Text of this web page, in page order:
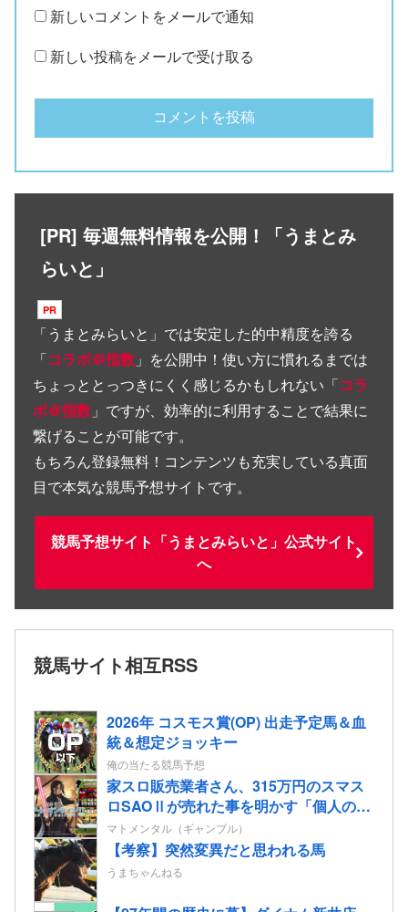
新しいコメントをメールで通知
新しい投稿をメールで受け取る
[PR] 毎週無料情報を公開！「うまとみ
らいと」
「うまとみらいと 」では安定した的中精度を誇る
「コラボ＠指数 」を公開中！使い方に慣れるまでは
ちょっととっつきにくく感じるかもしれない「コラ
ボ＠指数 」ですが、効率的に利用することで結果に
繋げることが可能です。
もちろん登録無料！コンテンツも充実している真面
目で本気な競馬予想サイトです。
競馬予想サイト「うまとみらいと」公式サイト
へ
競馬サイト相互RSS
2026年 コスモス賞(OP) 出走予定馬＆血
統＆想定ジョッキー
俺の当たる競馬予想
家スロ販売業者さん、315万円のスマス
ロSAOⅡが売れた事を明かす「個人のお
客様からご注文頂きました」
マトメンタル（ギャンブル）
【考察】突然変異だと思われる馬
うまちゃんねる